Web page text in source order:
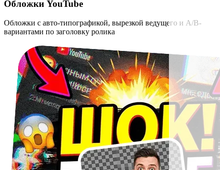
Обложки YouTube
Обложки с авто-типографикой, вырезкой ведущего и A/B-
вариантами по заголовку ролика